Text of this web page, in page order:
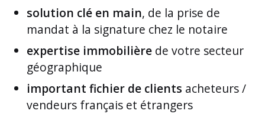
solution clé en main, de la prise de
mandat à la signature chez le notaire
expertise immobilièrede votre secteur
géographique
important fichier de clients acheteurs /
vendeurs français et étrangers